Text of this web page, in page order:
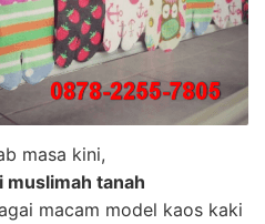
masa kini,
muslimah tanah
macam model kaos kaki